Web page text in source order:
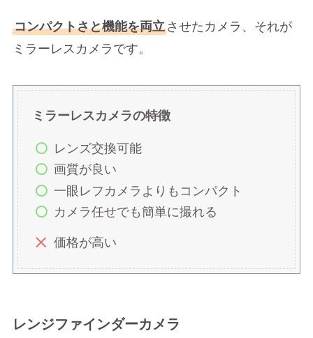
コンパクトさと機能を両立させたカメラ、それが
ミラーレスカメラです。
ミラーレスカメラの特徴
レンズ交換可能
画質が良い
一眼レフカメラよりもコンパクト
カメラ任せでも簡単に撮れる
価格が高い
レンジファインダーカメラ